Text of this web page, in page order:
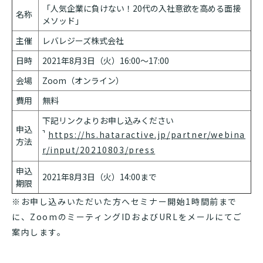
名称
「人気企業に負けない！20代の入社意欲を高める面接
メソッド」
主催
レバレジーズ株式会社
日時
2021年8月3日（火）16:00〜17:00
会場
Zoom（オンライン）
費用
無料
申込
方法
下記リンクよりお申し込みください
https://hs.hataractive.jp/partner/webina
r/input/20210803/press
申込
期限
2021年8月3日（火）14:00まで
※お申し込みいただいた方へセミナー開始1時間前まで
に、ZoomのミーティングIDおよびURLをメールにてご
案内します。